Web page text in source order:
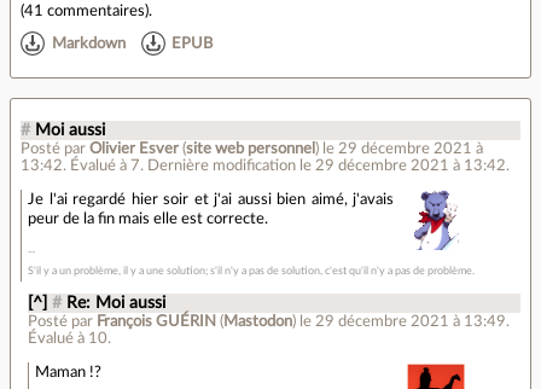
(41 commentaires).
Markdown EPUB
# Moi aussi
Posté par Olivier Esver (site web personnel ) le 29 décembre 2021 à
13:42. Évalué à 7. Dernière modification le 29 décembre 2021 à 13:42.
Je l'ai regardé hier soir et j'ai aussi bien aimé, j'avais
peur de la fin mais elle est correcte.
S'il y a un problème, il y a une solution; s'il n'y a pas de solution, c'est qu'il n'y a pas de problème.
[^] # Re: Moi aussi
Posté par François GUÉRIN ( Mastodon) le 29 décembre 2021 à 13:49.
Évalué à 10.
Maman !?